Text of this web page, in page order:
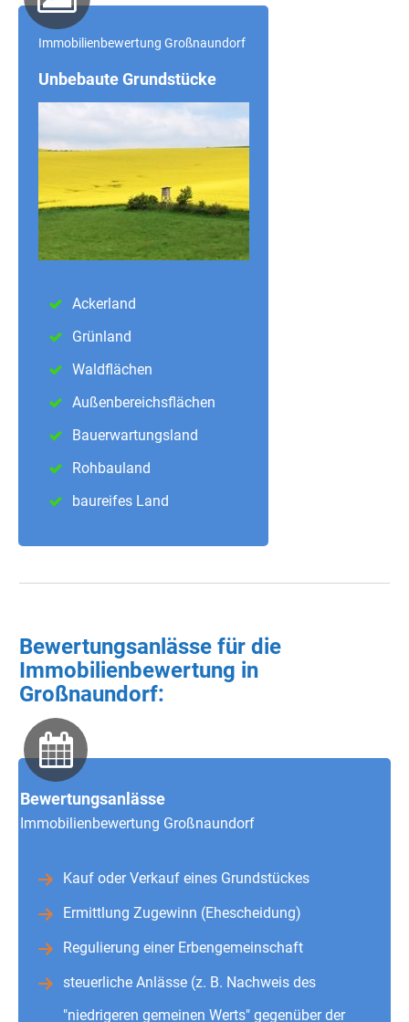
Immobilienbewertung Großnaundorf
Unbebaute Grundstücke
Ackerland
Grünland
Waldflächen
Außenbereichsflächen
Bauerwartungsland
Rohbauland
baureifes Land
Bewertungsanlässe für die
Immobilienbewertung in
Großnaundorf:
Bewertungsanlässe
Immobilienbewertung Großnaundorf
Kauf oder Verkauf eines Grundstückes
Ermittlung Zugewinn (Ehescheidung)
Regulierung einer Erbengemeinschaft
steuerliche Anlässe (z. B. Nachweis des
"niedrigeren gemeinen Werts" gegenüber der